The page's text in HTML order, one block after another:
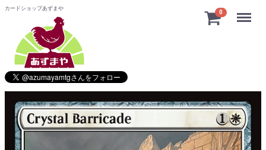
カードショップあずまや
0 Menu